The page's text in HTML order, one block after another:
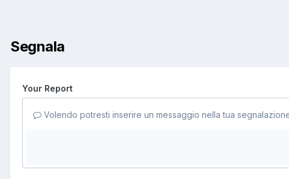
Segnala
Your Report
Volendo potresti inserire un messaggio nella tua